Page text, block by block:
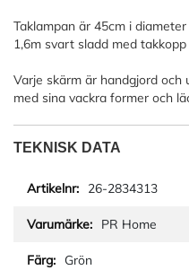
Taklampan är 45cm i
1,6m svart sladd med
Varje skärm är handgjord
med sina vackra former och
TEKNISK DATA
26-2834313
PR Home
Grön